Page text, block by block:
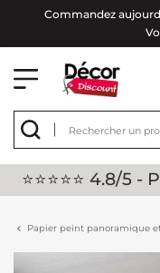
Commandez
⭐⭐⭐⭐⭐ 4.8/5
Papier peint panoramique